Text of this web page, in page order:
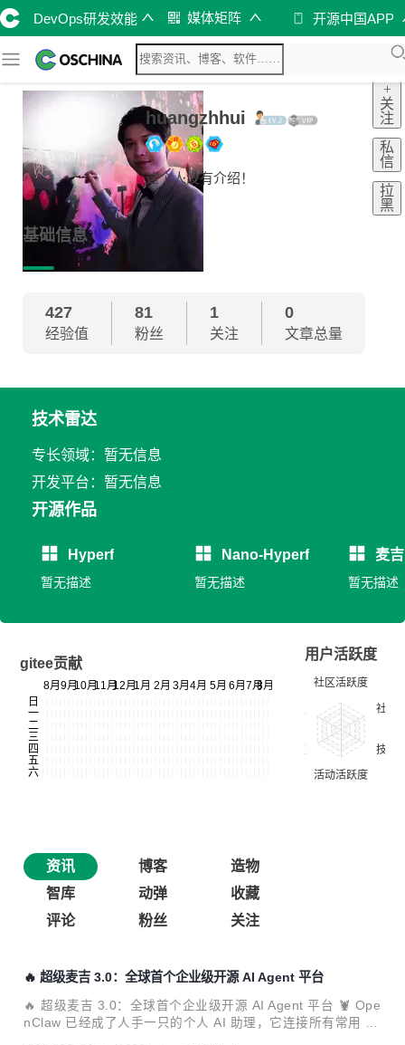
DevOps研发效能 媒体矩阵 开源中国APP
huangzhhui
这个人没有介绍！
+
关
注
私
信
拉
黑
基础信息
427
经验值
81
粉丝
1
关注
0
文章总量
技术雷达
专长领域：暂无信息
开发平台：暂无信息
开源作品
Hyperf
暂无描述
Nano-Hyperf
暂无描述
麦吉
暂无描述
gitee贡献
用户活跃度
资讯 博客
造物
智库
动弹
收藏
评论
粉丝 关注
🔥 超级麦吉 3.0：全球首个企业级开源 AI Agent 平台
🔥 超级麦吉 3.0：全球首个企业级开源 AI Agent 平台 🦞 Ope
nClaw 已经成了人手一只的个人 AI 助理，它连接所有常用 IM